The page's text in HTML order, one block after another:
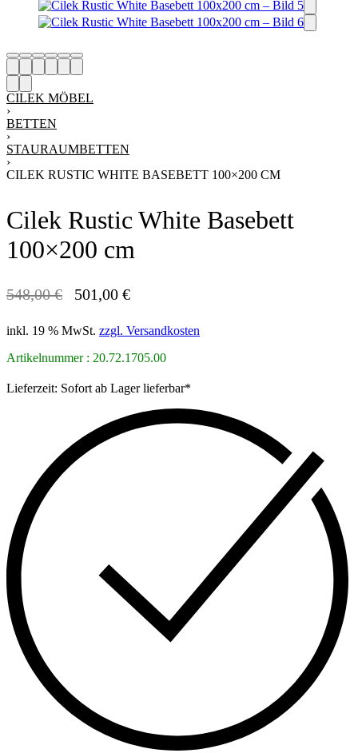
CILEK MÖBEL
›
BETTEN
›
STAURAUMBETTEN
›
CILEK RUSTIC WHITE BASEBETT 100×200 CM
Cilek Rustic White Basebett
100×200 cm
548,00€
Ursprünglicher
war:
548,00 €
501,00 €
Aktueller
ist:
501,00 €.
inkl. 19 % MwSt. zzgl. Versandkosten
Artikelnummer : 20.72.1705.00
Lieferzeit: Sofort ab Lager lieferbar*